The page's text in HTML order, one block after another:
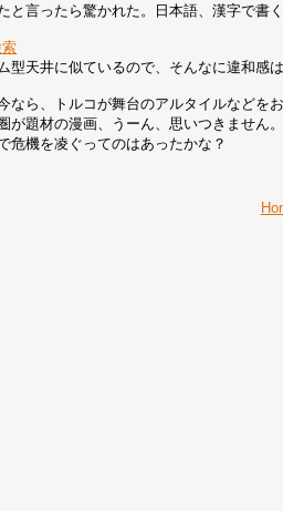
と言ったら驚かれた。日本語、漢字で書く
型天井に似ているので、そんなに違和感
なら、トルコが舞台のアルタイルなど
が題材の漫画、うーん、思いつきませ
危機を凌ぐってのはあったかな？